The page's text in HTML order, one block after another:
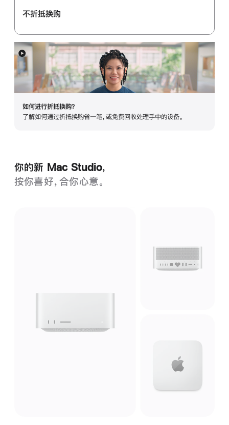
划：
不折抵换购
如何进行折抵换购？
了解如何通过折抵换购省一笔，或免费回收处理手中的设备。
展
开
你的新 Mac Studio，
按你喜好，合‍你心意。